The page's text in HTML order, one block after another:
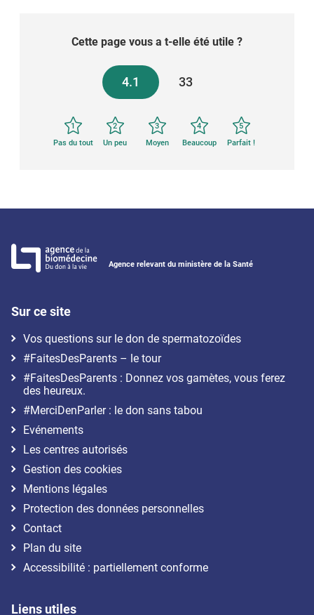
Cette page vous a t-elle été utile ?
4.1 33
1
Pas du tout
2
Un peu
3
Moyen
4
Beaucoup
5
Parfait !
Agence relevant du ministère de la Santé
Sur ce site
Vos questions sur le don de spermatozoïdes
#FaitesDesParents – le tour
#FaitesDesParents : Donnez vos gamètes, vous ferez
des heureux.
#MerciDenParler : le don sans tabou
Evénements
Les centres autorisés
Gestion des cookies
Mentions légales
Protection des données personnelles
Contact
Plan du site
Accessibilité : partiellement conforme
Liens utiles